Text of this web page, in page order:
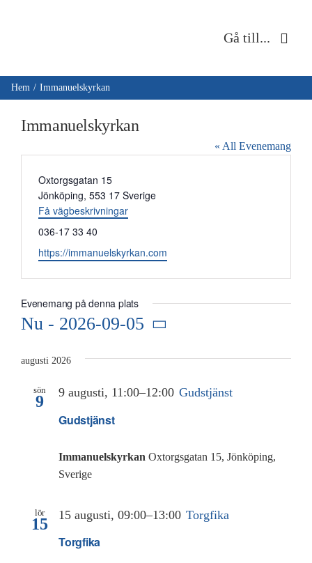
Gå till...
Om oss
Barn & unga
Nyheter
Kalender
Kontakt
العربية / Arabic
Hem Immanuelskyrkan
Immanuelskyrkan
« All Evenemang
Adress
Oxtorgsgatan 15
Jönköping, 553 17 Sverige
Få vägbeskrivningar
Telefonnummer
036-17 33 40
Website
https://immanuelskyrkan.com
Evenemang på denna plats
Nu - 2026-09-05
datum.
augusti 2026
sön
9
Gudstjänst
9 augusti, 11:00–12:00 Gudstjänst
Immanuelskyrkan Oxtorgsgatan 15, Jönköping,
Sverige
lör
15
Torgfika
15 augusti, 09:00–13:00 Torgfika